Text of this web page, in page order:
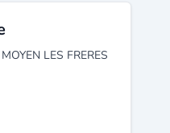
LES FRERES